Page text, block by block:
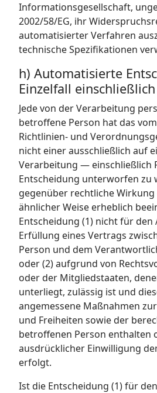
Informationsgesellschaft,
2002/58/EG, ihr
automatisierter Verfahren
technische Spezifikationen
h) Automatisierte
Einzelfall
Jede von der Verarbeitung
betroffene Person hat das
Richtlinien- und
nicht einer ausschließlich auf
Verarbeitung —
Entscheidung unterworfen zu
gegenüber rechtliche
ähnlicher Weise erheblich
Entscheidung (1) nicht für den
Erfüllung eines Vertrags
Person und dem
oder (2) aufgrund von
oder der Mitgliedstaaten,
unterliegt, zulässig ist und
angemessene Maßnahmen
und Freiheiten sowie der
betroffenen Person enthalten
ausdrücklicher Einwilligung
erfolgt.
Ist die Entscheidung (1) für